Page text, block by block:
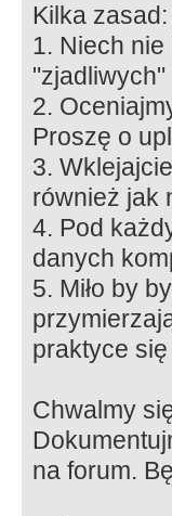
Kilka zasad:
1. Niech
2.
Proszę o
3.
również jak
4. Pod
danych
5. Miło by
praktyce
Chwalmy
na forum.